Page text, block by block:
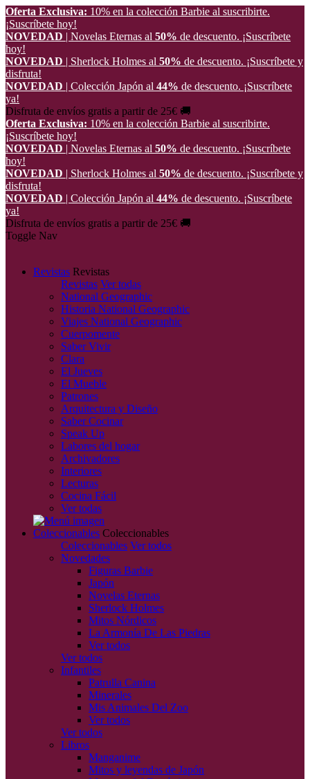
Oferta Exclusiva: 10% en la colección Barbie al suscribirte.
¡Suscríbete hoy!
NOVEDAD | Novelas Eternas al 50% de descuento. ¡Suscríbete
hoy!
NOVEDAD | Sherlock Holmes al 50% de descuento. ¡Suscríbete y
disfruta!
NOVEDAD | Colección Japón al 44% de descuento. ¡Suscríbete
ya!
Disfruta de envíos gratis a partir de 25€ 🚚
Oferta Exclusiva: 10% en la colección Barbie al suscribirte.
¡Suscríbete hoy!
NOVEDAD | Novelas Eternas al 50% de descuento. ¡Suscríbete
hoy!
NOVEDAD | Sherlock Holmes al 50% de descuento. ¡Suscríbete y
disfruta!
NOVEDAD | Colección Japón al 44% de descuento. ¡Suscríbete
ya!
Disfruta de envíos gratis a partir de 25€ 🚚
Toggle Nav
Revistas Revistas
Revistas Ver todas
National Geographic
Historia National Geographic
Viajes National Geographic
Cuerpomente
Saber Vivir
Clara
El Jueves
El Mueble
Patrones
Arquitectura y Diseño
Saber Cocinar
Speak Up
Labores del hogar
Archivadores
Interiores
Lecturas
Cocina Fácil
Ver todas
Coleccionables Coleccionables
Coleccionables Ver todos
Novedades
Figuras Barbie
Japón
Novelas Eternas
Sherlock Holmes
Mitos Nórdicos
La Armonía De Las Piedras
Ver todos
Ver todos
Infantiles
Patrulla Canina
Minerales
Mis Animales Del Zoo
Ver todos
Ver todos
Libros
Manganime
Mitos y leyendas de Japón